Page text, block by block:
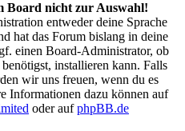
Board nicht zur Auswahl!
entweder deine Sprache
hat das Forum bislang in deine
einen Board-Administrator, ob
installieren kann. Falls
wir uns freuen, wenn du es
Informationen dazu können auf
oder aufphpBB.de